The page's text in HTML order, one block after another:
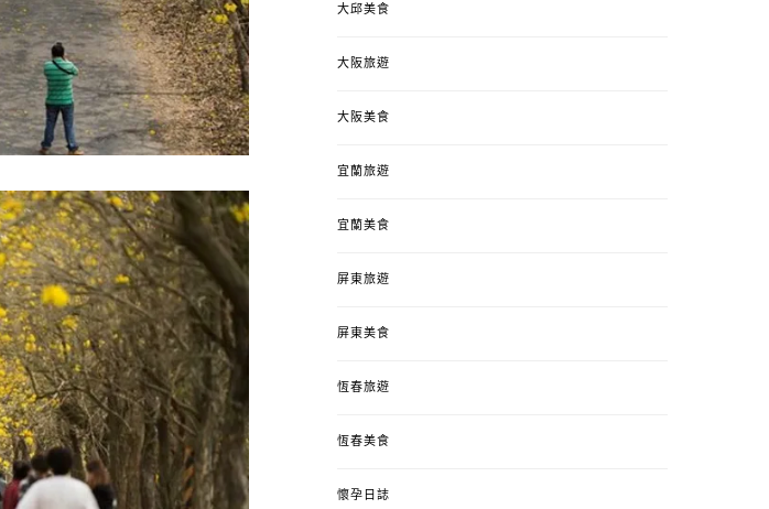
大邱美食
大阪旅遊
大阪美食
宜蘭旅遊
宜蘭美食
屏東旅遊
屏東美食
恆春旅遊
恆春美食
懷孕日誌